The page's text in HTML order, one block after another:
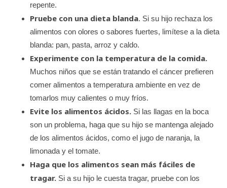
repente.
Pruebe con una dieta blanda. Si su hijo rechaza los
alimentos con olores o sabores fuertes, limítese a la dieta
blanda: pan, pasta, arroz y caldo.
Experimente con la temperatura de la comida.
Muchos niños que se están tratando el cáncer prefieren
comer alimentos a temperatura ambiente en vez de
tomarlos muy calientes o muy fríos.
Evite los alimentos ácidos. Si las llagas en la boca
son un problema, haga que su hijo se mantenga alejado
de los alimentos ácidos, como el jugo de naranja, la
limonada y el tomate.
Haga que los alimentos sean más fáciles de
tragar. Si a su hijo le cuesta tragar, pruebe con los